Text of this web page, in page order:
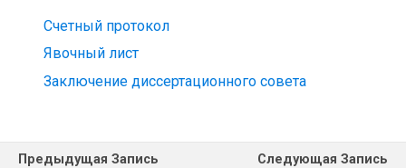
Счетный протокол
Явочный лист
Заключение диссертационного совета
Предыдущая Запись
Следующая Запись